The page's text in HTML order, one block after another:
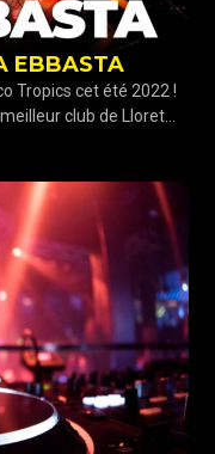
EBBASTA
Tropics cet été 2022 !
club de Lloret...